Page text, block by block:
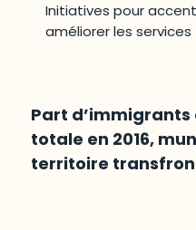
Initiatives pour
améliorer les services
Part
totale en 2016,
territoire